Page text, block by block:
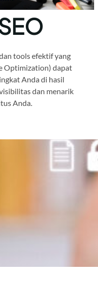
tools efektif yang
Optimization) dapat
Anda di hasil
dan menarik
Anda.